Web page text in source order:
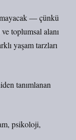
— çünkü
toplumsal alanı
yaşam tarzları
tanımlanan
psikoloji,